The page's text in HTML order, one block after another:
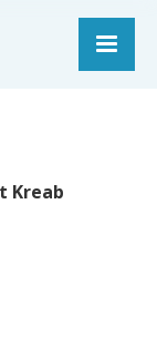
Kreab